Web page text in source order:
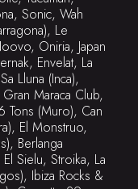
Sonic, Wah
Le
Oniria, Japan
Envelat, La
Lluna (Inca),
Maraca Club,
Tons (Muro), Can
El Monstruo,
Berlanga
Sielu, Stroika, La
Ibiza Rocks &